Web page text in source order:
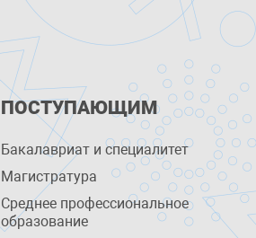
ПОСТУПАЮЩИМ
Бакалавриат и специалитет
Магистратура
Среднее профессиональное
образование